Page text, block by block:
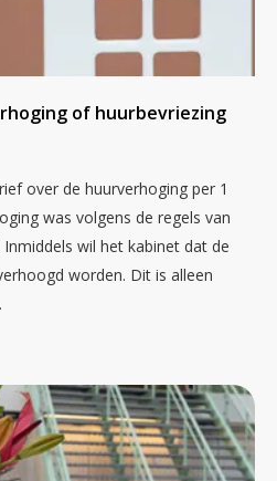
of huurbevriezing
over de huurverhoging per 1
was volgens de regels van
wil het kabinet dat de
worden. Dit is alleen